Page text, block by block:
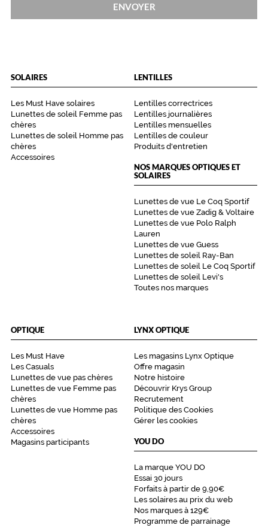
ENVOYER
SOLAIRES
Les Must Have solaires
Lunettes de soleil Femme pas
chères
Lunettes de soleil Homme pas
chères
Accessoires
LENTILLES
Lentilles correctrices
Lentilles journalières
Lentilles mensuelles
Lentilles de couleur
Produits d'entretien
NOS MARQUES OPTIQUES ET
SOLAIRES
Lunettes de vue Le Coq Sportif
Lunettes de vue Zadig & Voltaire
Lunettes de vue Polo Ralph
Lauren
Lunettes de vue Guess
Lunettes de soleil Ray-Ban
Lunettes de soleil Le Coq Sportif
Lunettes de soleil Levi's
Toutes nos marques
OPTIQUE
Les Must Have
Les Casuals
Lunettes de vue pas chères
Lunettes de vue Femme pas
chères
Lunettes de vue Homme pas
chères
Accessoires
Magasins participants
LYNX OPTIQUE
Les magasins Lynx Optique
Offre magasin
Notre histoire
Découvrir Krys Group
Recrutement
Politique des Cookies
Gérer les cookies
YOU DO
La marque YOU DO
Essai 30 jours
Forfaits à partir de 9,90€
Les solaires au prix du web
Nos marques à 129€
Programme de parrainage